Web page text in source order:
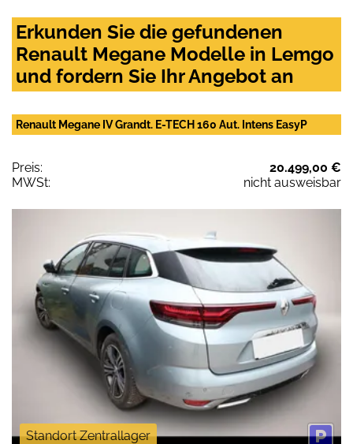
Erkunden Sie die gefundenen
Renault Megane Modelle in Lemgo
und fordern Sie Ihr Angebot an
Renault Megane IV Grandt. E-TECH 160 Aut. Intens EasyP
Preis:
20.499,00 €
MWSt:
nicht ausweisbar
Standort Zentrallager